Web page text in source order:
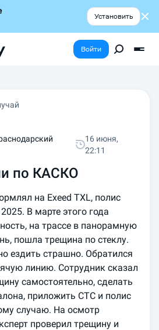
Установить
Войти
16 июня,
22:11
по КАСКО
на Exeed TXL, полис
В марте этого года
на трассе в панорамную
пошла трещина по стеклу.
ездить страшно. Обратился
линию. Сотрудник сказал
самостоятельно, сделать
приложить СТС и полис
случаю. На осмотр
проверил трещину и